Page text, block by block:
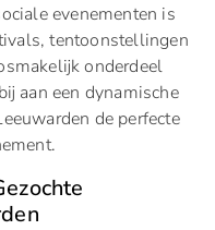
evenementen is
tentoonstellingen
onderdeel
aan een dynamische
de perfecte